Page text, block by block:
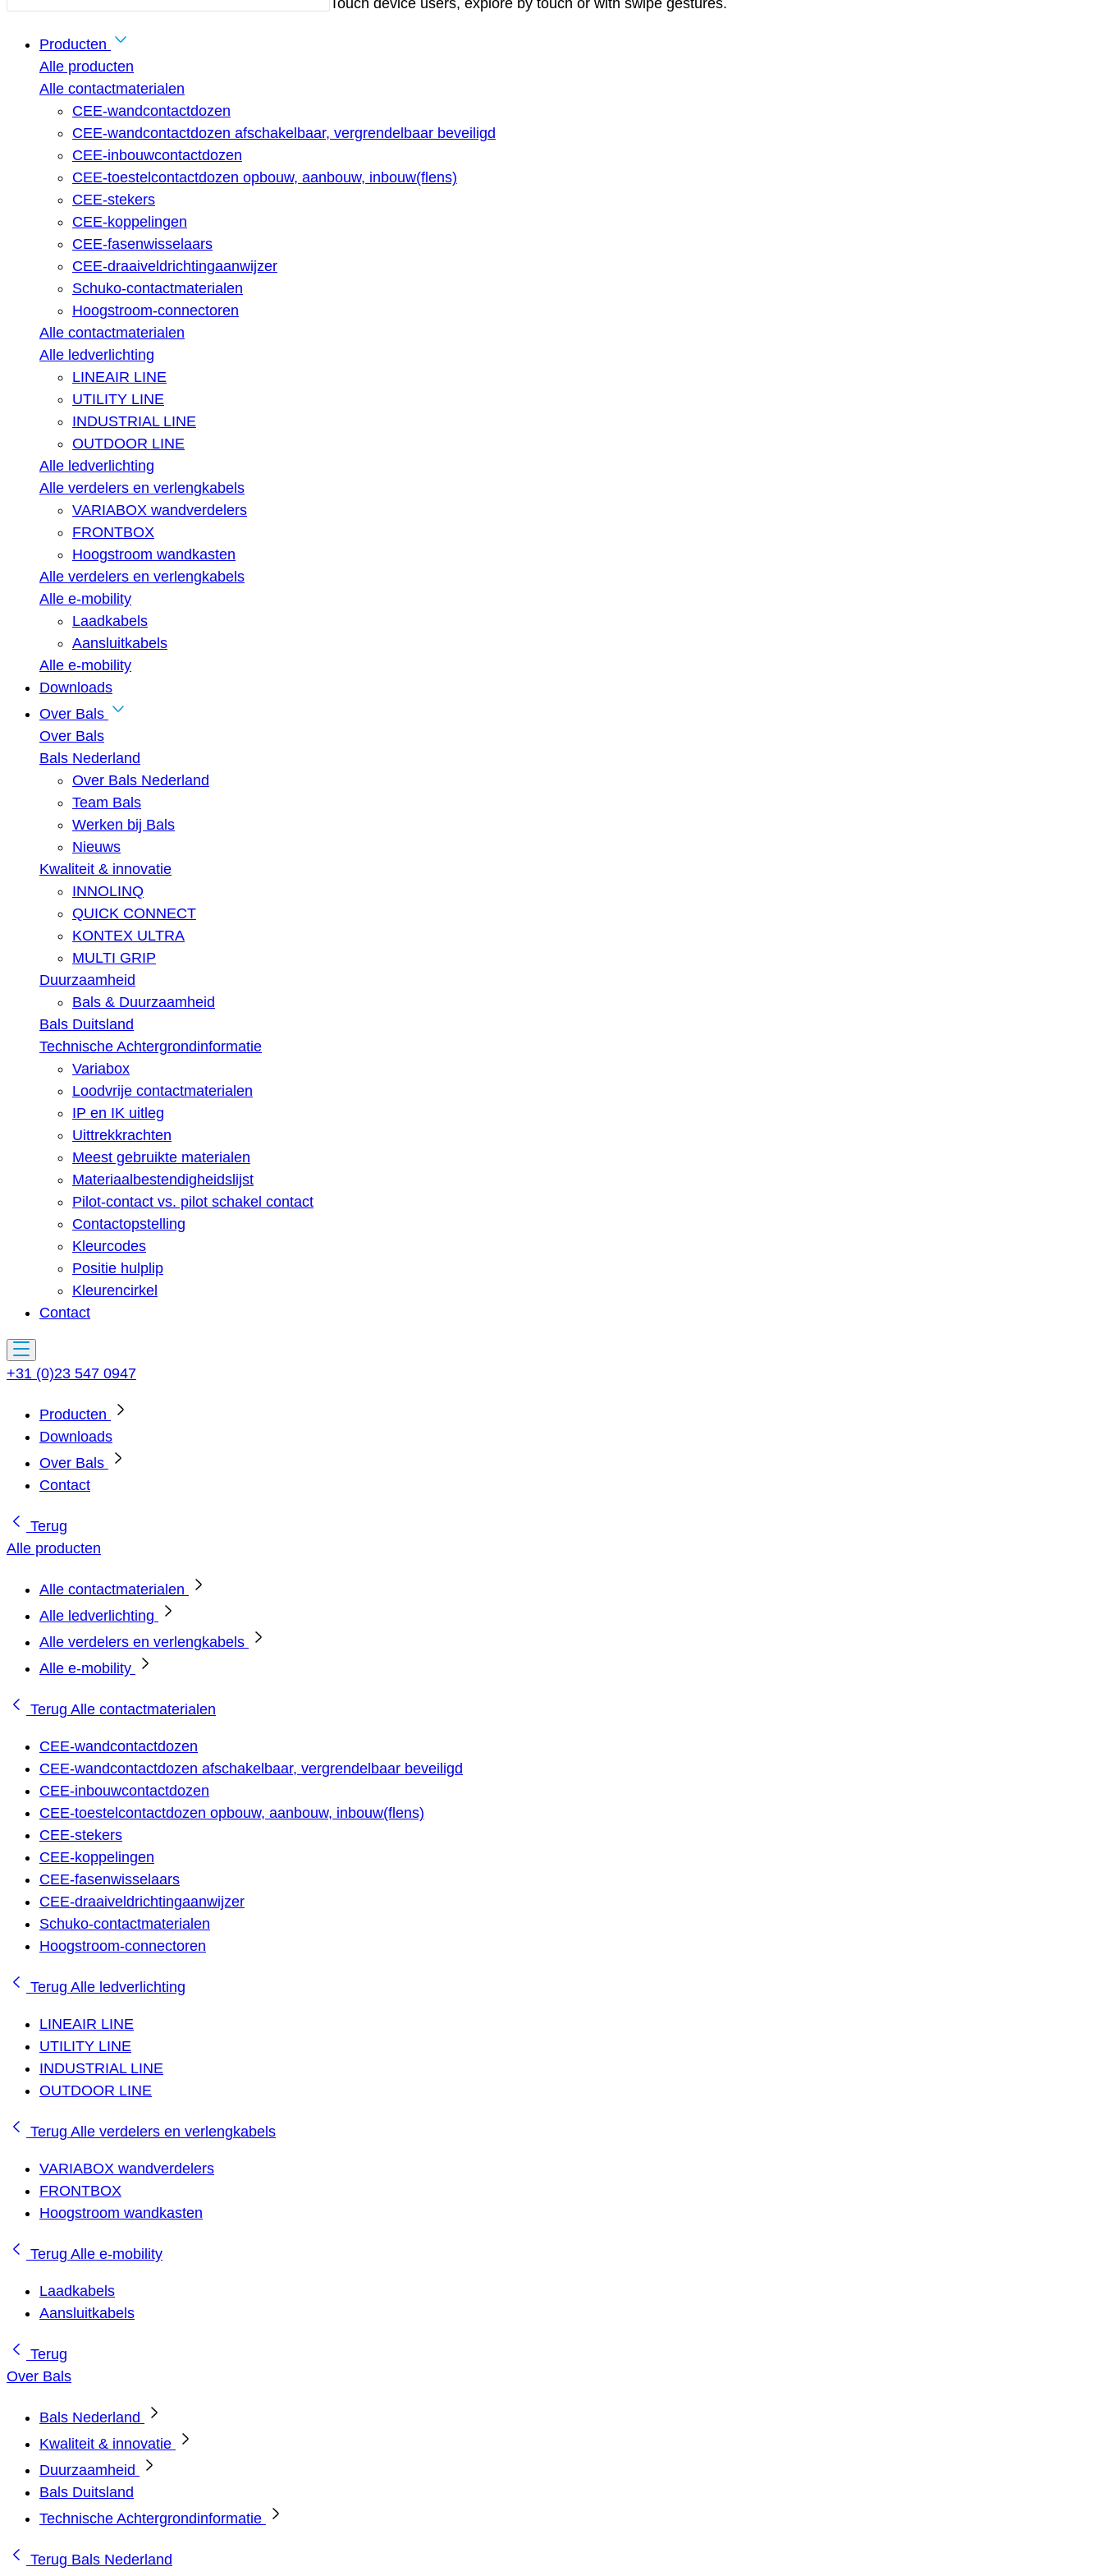
Touch device users, explore by touch or with swipe gestures.
Producten
Alle producten
Alle contactmaterialen
CEE-wandcontactdozen
CEE-wandcontactdozen afschakelbaar, vergrendelbaar beveiligd
CEE-inbouwcontactdozen
CEE-toestelcontactdozen opbouw, aanbouw, inbouw(flens)
CEE-stekers
CEE-koppelingen
CEE-fasenwisselaars
CEE-draaiveldrichtingaanwijzer
Schuko-contactmaterialen
Hoogstroom-connectoren
Alle contactmaterialen
Alle ledverlichting
LINEAIR LINE
UTILITY LINE
INDUSTRIAL LINE
OUTDOOR LINE
Alle ledverlichting
Alle verdelers en verlengkabels
VARIABOX wandverdelers
FRONTBOX
Hoogstroom wandkasten
Alle verdelers en verlengkabels
Alle e-mobility
Laadkabels
Aansluitkabels
Alle e-mobility
Downloads
Over Bals
Over Bals
Bals Nederland
Over Bals Nederland
Team Bals
Werken bij Bals
Nieuws
Kwaliteit & innovatie
INNOLINQ
QUICK CONNECT
KONTEX ULTRA
MULTI GRIP
Duurzaamheid
Bals & Duurzaamheid
Bals Duitsland
Technische Achtergrondinformatie
Variabox
Loodvrije contactmaterialen
IP en IK uitleg
Uittrekkrachten
Meest gebruikte materialen
Materiaalbestendigheidslijst
Pilot-contact vs. pilot schakel contact
Contactopstelling
Kleurcodes
Positie hulplip
Kleurencirkel
Contact
+31 (0)23 547 0947
Producten
Downloads
Over Bals
Contact
Terug
Alle producten
Alle contactmaterialen
Alle ledverlichting
Alle verdelers en verlengkabels
Alle e-mobility
Terug Alle contactmaterialen
CEE-wandcontactdozen
CEE-wandcontactdozen afschakelbaar, vergrendelbaar beveiligd
CEE-inbouwcontactdozen
CEE-toestelcontactdozen opbouw, aanbouw, inbouw(flens)
CEE-stekers
CEE-koppelingen
CEE-fasenwisselaars
CEE-draaiveldrichtingaanwijzer
Schuko-contactmaterialen
Hoogstroom-connectoren
Terug Alle ledverlichting
LINEAIR LINE
UTILITY LINE
INDUSTRIAL LINE
OUTDOOR LINE
Terug Alle verdelers en verlengkabels
VARIABOX wandverdelers
FRONTBOX
Hoogstroom wandkasten
Terug Alle e-mobility
Laadkabels
Aansluitkabels
Terug
Over Bals
Bals Nederland
Kwaliteit & innovatie
Duurzaamheid
Bals Duitsland
Technische Achtergrondinformatie
Terug Bals Nederland